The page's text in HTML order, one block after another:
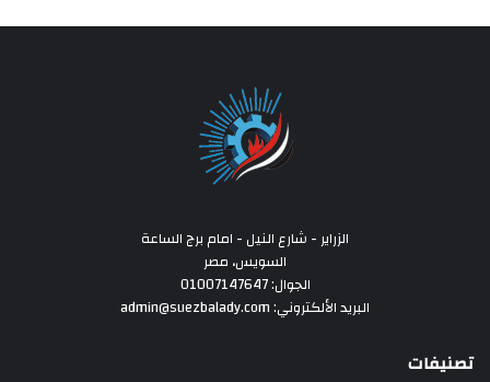
الزراير - شارع النيل - امام برج الساعة
السويس، مصر
الجوال: 01007147647
البريد الألكتروني: admin@suezbalady.com
تصنيفات